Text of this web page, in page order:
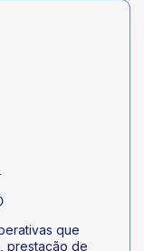
que
prestação de